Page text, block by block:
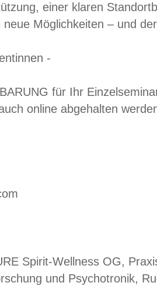
einer klaren
Möglichkeiten – und
-
für Ihr
online abgehalten
Spirit-Wellness OG,
und Psychotronik,